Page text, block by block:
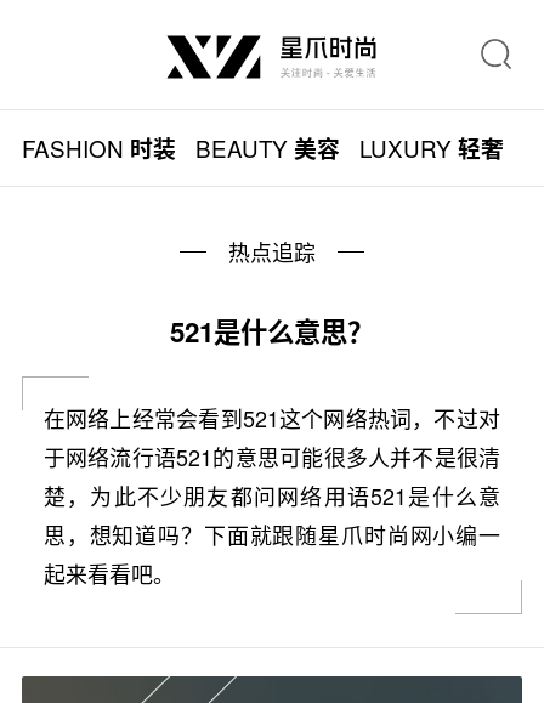
FASHION 时装 BEAUTY美容 LUXURY轻奢
热点追踪
521是什么意思？
在网络上经常会看到521这个网络热词，不过对
于网络流行语521的意思可能很多人并不是很清
楚，为此不少朋友都问网络用语521是什么意
思，想知道吗？下面就跟随星爪时尚网小编一
起来看看吧。